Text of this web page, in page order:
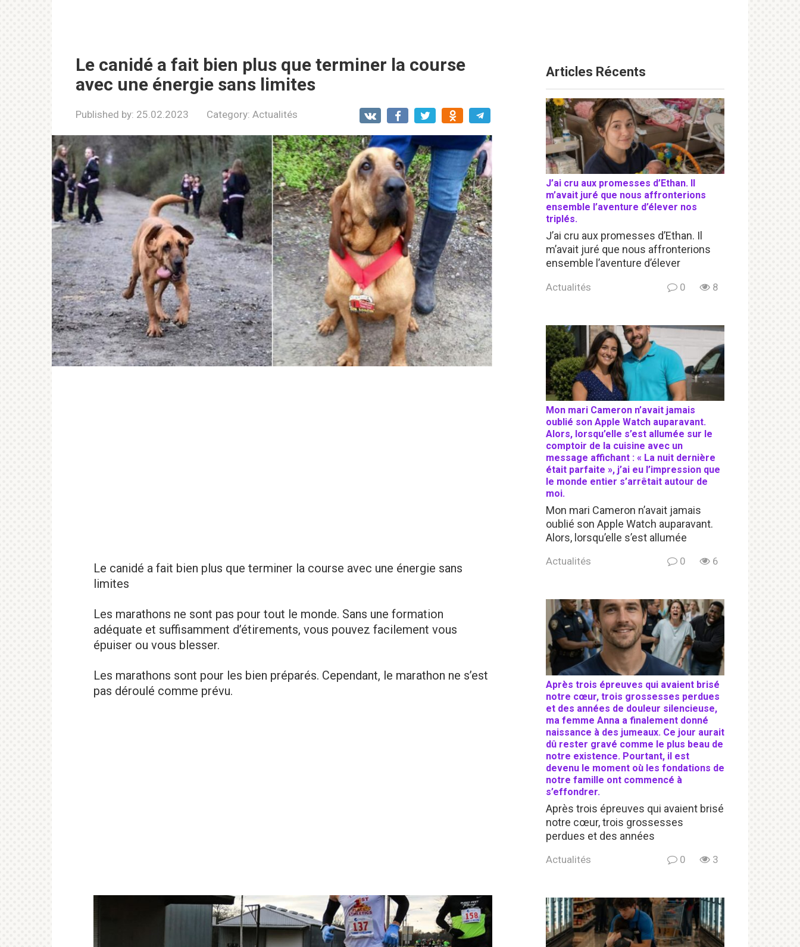
Le canidé a fait bien plus que terminer la course
avec une énergie sans limites
Published by: 25.02.2023 Category: Actualités
Le canidé a fait bien plus que terminer la course avec une énergie sans
limites
Les marathons ne sont pas pour tout le monde. Sans une formation
adéquate et suffisamment d’étirements, vous pouvez facilement vous
épuiser ou vous blesser.
Les marathons sont pour les bien préparés. Cependant, le marathon ne s’est
pas déroulé comme prévu.
Articles Récents
J’ai cru aux promesses d’Ethan. Il
m’avait juré que nous affronterions
ensemble l’aventure d’élever nos
triplés.
J’ai cru aux promesses d’Ethan. Il
m’avait juré que nous affronterions
ensemble l’aventure d’élever
Actualités 0 8
Mon mari Cameron n’avait jamais
oublié son Apple Watch auparavant.
Alors, lorsqu’elle s’est allumée sur le
comptoir de la cuisine avec un
message affichant : « La nuit dernière
était parfaite », j’ai eu l’impression que
le monde entier s’arrêtait autour de
moi.
Mon mari Cameron n’avait jamais
oublié son Apple Watch auparavant.
Alors, lorsqu’elle s’est allumée
Actualités 0 6
Après trois épreuves qui avaient brisé
notre cœur, trois grossesses perdues
et des années de douleur silencieuse,
ma femme Anna a finalement donné
naissance à des jumeaux. Ce jour aurait
dû rester gravé comme le plus beau de
notre existence. Pourtant, il est
devenu le moment où les fondations de
notre famille ont commencé à
s’effondrer.
Après trois épreuves qui avaient brisé
notre cœur, trois grossesses
perdues et des années
Actualités 0 3